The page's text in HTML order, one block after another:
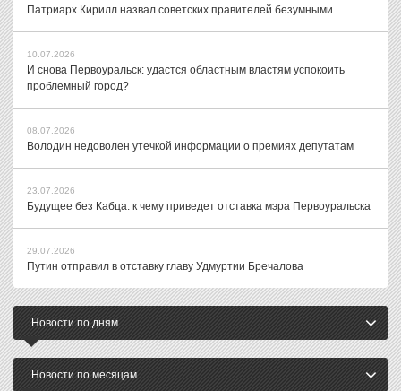
Патриарх Кирилл назвал советских правителей безумными
10.07.2026
И снова Первоуральск: удастся областным властям успокоить
проблемный город?
08.07.2026
Володин недоволен утечкой информации о премиях депутатам
23.07.2026
Будущее без Кабца: к чему приведет отставка мэра Первоуральска
29.07.2026
Путин отправил в отставку главу Удмуртии Бречалова
Новости по дням
Новости по месяцам